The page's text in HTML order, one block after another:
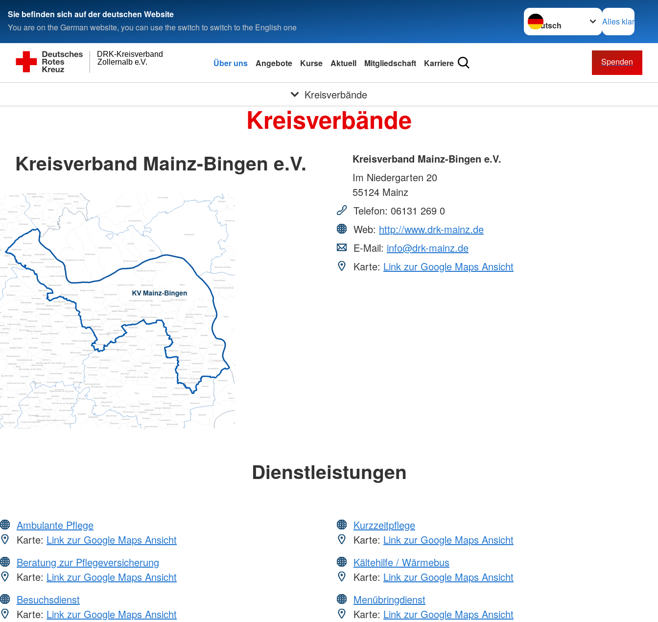
Sie befinden sich auf der deutschen Website
You are on the German website, you can use the switch to switch to the English one
Sprache wechseln zu
Alles klar
Zollernalb e.V.
DRK-Kreisverband
Über uns Angebote Kurse Aktuell Mitgliedschaft Karriere Spenden
Kreisverbände
Kreisverbände
Kreisverband Mainz-Bingen e.V.
Kreisverband Mainz-Bingen e.V.
Im Niedergarten 20
55124 Mainz
Telefon: 06131 269 0
Web: http://www.drk-mainz.de
E-Mail: info@drk-mainz.de
Karte: Link zur Google Maps Ansicht
Dienstleistungen
Ambulante Pflege
Karte: Link zur Google Maps Ansicht
Beratung zur Pflegeversicherung
Karte: Link zur Google Maps Ansicht
Besuchsdienst
Karte: Link zur Google Maps Ansicht
Kurzzeitpflege
Karte: Link zur Google Maps Ansicht
Kältehilfe / Wärmebus
Karte: Link zur Google Maps Ansicht
Menübringdienst
Karte: Link zur Google Maps Ansicht